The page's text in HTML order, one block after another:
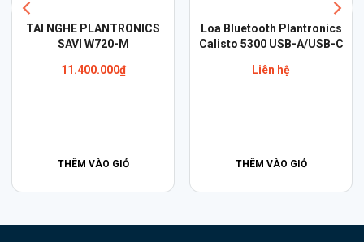
Tai Nghe Plantronics
Voyager Focus UC – B825
THÊM VÀO GIỎ
Tai Nghe
Voyager 4220
THÊM VÀO